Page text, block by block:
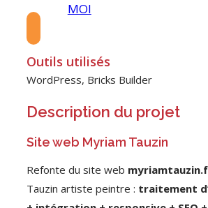
MOI
Outils utilisés
WordPress, Bricks Builder
Description du projet
Site web Myriam Tauzin
Refonte du site web
Tauzin artiste peintre : traitement